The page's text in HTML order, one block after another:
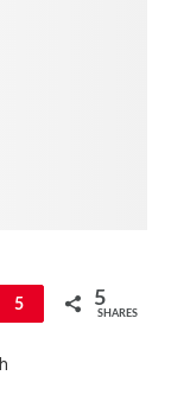
Pin
5 5
SHARES